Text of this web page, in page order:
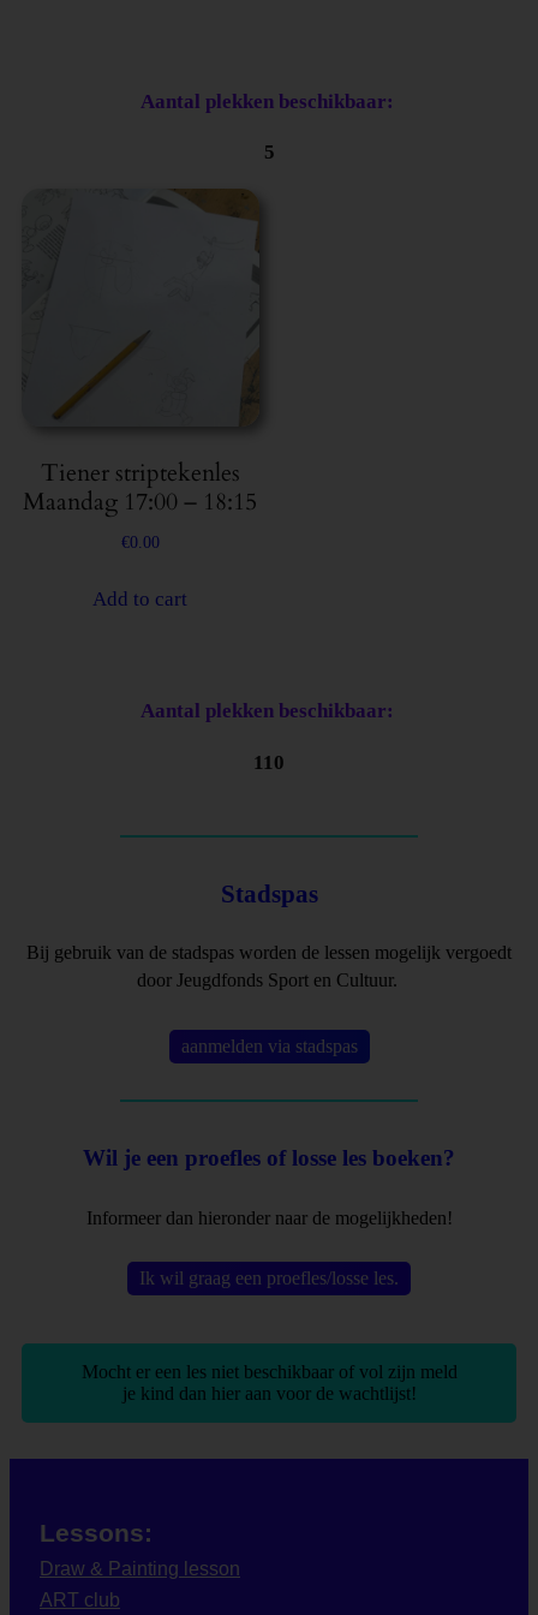
Aantal plekken beschikbaar:
5
Tiener striptekenles
Maandag 17:00 – 18:15
€0.00
Add to cart
Aantal plekken beschikbaar:
110
Stadspas
Bij gebruik van de stadspas worden de lessen mogelijk vergoedt
door Jeugdfonds Sport en Cultuur.
aanmelden via stadspas
Wil je een proefles of losse les boeken?
Informeer dan hieronder naar de mogelijkheden!
Ik wil graag een proefles/losse les.
Mocht er een les niet beschikbaar of vol zijn meld
je kind dan hier aan voor de wachtlijst!
Lessons:
Draw & Painting lesson
ART club